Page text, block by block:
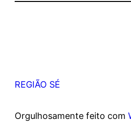
REGIÃO SÉ
Orgulhosamente feito com